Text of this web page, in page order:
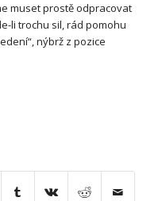
muset prostě odpracovat
li trochu sil, rád pomohu
nýbrž z pozice